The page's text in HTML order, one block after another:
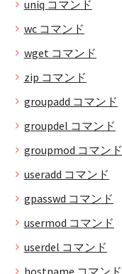
uniq コマンド
wc コマンド
wget コマンド
zip コマンド
groupadd コマンド
groupdel コマンド
groupmod コマンド
useradd コマンド
gpasswd コマンド
usermod コマンド
userdel コマンド